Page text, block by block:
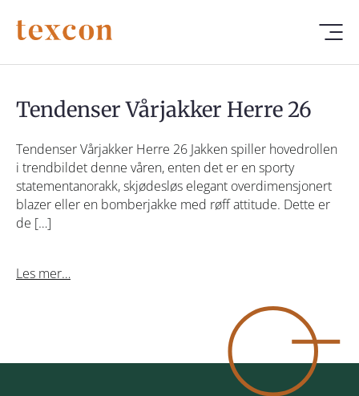
Tendenser Vårjakker Herre 26
Tendenser Vårjakker Herre 26 Jakken spiller hovedrollen
i trendbildet denne våren, enten det er en sporty
statementanorakk, skjødesløs elegant overdimensjonert
blazer eller en bomberjakke med røff attitude. Dette er
de […]
Les mer…